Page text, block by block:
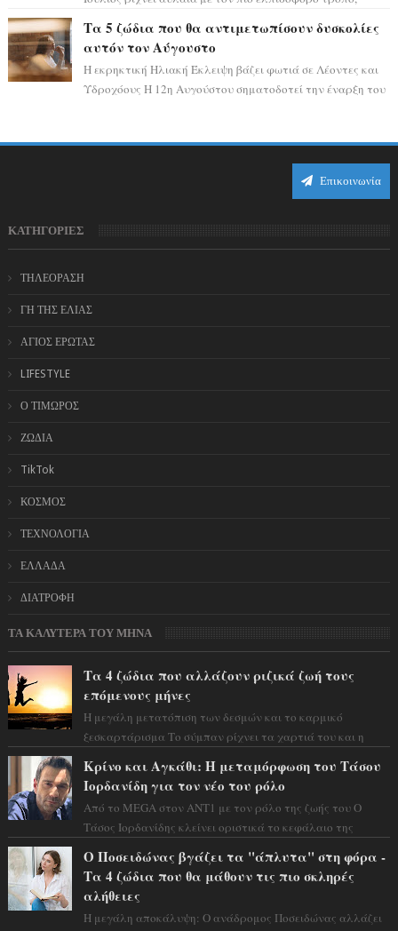
Τα 5 ζώδια που θα αντιμετωπίσουν δυσκολίες
αυτόν τον Αύγουστο
Η εκρηκτική Ηλιακή Έκλειψη βάζει φωτιά σε Λέοντες και
Υδροχόους Η 12η Αυγούστου σηματοδοτεί την έναρξη του
Επικοινωνία
ΚΑΤΗΓΟΡΙΕΣ
ΤΗΛΕΟΡΑΣΗ
ΓΗ ΤΗΣ ΕΛΙΑΣ
ΑΓΙΟΣ ΕΡΩΤΑΣ
LIFESTYLE
Ο ΤΙΜΩΡΟΣ
ΖΩΔΙΑ
TikTok
ΚΟΣΜΟΣ
ΤΕΧΝΟΛΟΓΙΑ
ΕΛΛΑΔΑ
ΔΙΑΤΡΟΦΗ
ΤΑ ΚΑΛΥΤΕΡΑ ΤΟΥ ΜΗΝΑ
Τα 4 ζώδια που αλλάζουν ριζικά ζωή τους
επόμενους μήνες
Η μεγάλη μετατόπιση των δεσμών και το καρμικό
ξεσκαρτάρισμα Το σύμπαν ρίχνει τα χαρτιά του και η
Κρίνο και Αγκάθι: Η μεταμόρφωση του Τάσου
Ιορδανίδη για τον νέο του ρόλο
Από το MEGA στον ΑΝΤ1 με τον ρόλο της ζωής του Ο
Τάσος Ιορδανίδης κλείνει οριστικά το κεφάλαιο της
Ο Ποσειδώνας βγάζει τα "άπλυτα" στη φόρα -
Τα 4 ζώδια που θα μάθουν τις πιο σκληρές
αλήθειες
Η μεγάλη αποκάλυψη: Ο ανάδρομος Ποσειδώνας αλλάζει